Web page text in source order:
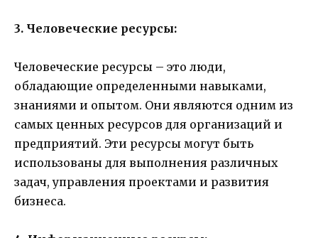
3. Человеческие ресурсы:
Человеческие ресурсы – это люди,
обладающие определенными навыками,
знаниями и опытом. Они являются одним из
самых ценных ресурсов для организаций и
предприятий. Эти ресурсы могут быть
использованы для выполнения различных
задач, управления проектами и развития
бизнеса.